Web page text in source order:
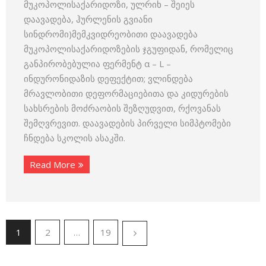
მუკოპოლისაქარიდოზი, ულრიხ – შეიეს
დაავადება, ჰურლენის გვიანი
სინდრომი)მემკვიდრეობითი დაავადება
მუკოპოლისაქარიდოზების ჯგუფიდან, რომელიც
განპირობებულია ფერმენტ α – L –
ინდურონიდაზის დეფექტით; ვლინდება
მრავლობითი დეფორმაციებითა და კიდურების
სახსრების მოძრაობის შეზღუდვით, რქოვანას
შემღვრევით. დაავადების პირველი სიმპტომები
ჩნდება სკოლის ასაკში.
Read More
1 2 … 19